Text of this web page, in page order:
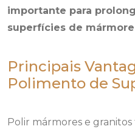
importante para
superfícies de
Principais
Polimento de
Polir mármores e